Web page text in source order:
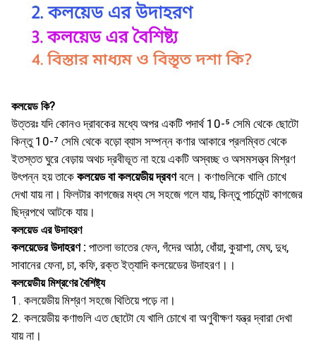
কলয়েড কি?
উত্তরঃ যদি কোনও দ্রাবকের মধ্যে অপর একটি পদার্থ 10-⁵ সেমি থেকে ছােটো
কিন্তু 10-⁷ সেমি থেকে বড়াে ব্যাস সম্পন্ন কণার আকারে প্রলম্বিত থেকে
ইতস্তত ঘুরে বেড়ায় অথচ দ্রবীভূত না হয়ে একটি অস্বচ্ছ ও অসমসত্ত্ব মিশ্রণ
উৎপন্ন হয় তাকে কলয়েড বা কলয়েডীয় দ্রবণবলে। কণাগুলিকে খালি চোখে
দেখা যায় না। ফিলটার কাগজের মধ্য সে সহজে গলে যায়, কিন্তু পার্চমেন্ট কাগজের
ছিদ্রপথে আটকে যায়।
কলয়েড এর উদাহরণ
কলয়েডের উদাহরণ : পাতলা ভাতের ফেন, গঁদের আঠা, ধোঁয়া, কুয়াশা, মেঘ, দুধ,
সাবানের ফেনা, চা, কফি, রক্ত ইত্যাদি কলয়েডের উদাহরণ।।
কলয়েডীয় মিশ্রণের বৈশিষ্ট্য
1. কলয়েডীয় মিশ্রণ সহজে থিতিয়ে পড়ে না।
2. কলয়েডীয় কণাগুলি এত ছােটো যে খালি চোখে বা অণুবীক্ষণ যন্ত্র দ্বারা দেখা
যায় না।